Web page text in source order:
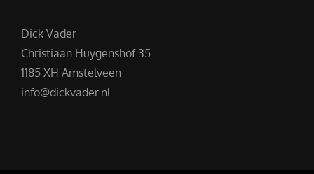
Dick Vader
Christiaan Huygenshof 35
1185 XH Amstelveen
info@dickvader.nl